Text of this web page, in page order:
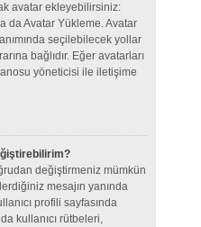
avatar ekleyebilirsiniz:
da Avatar Yükleme. Avatar
seçilebilecek yollar
bağlıdır. Eğer avatarları
yöneticisi ile iletişime
değiştirmeniz mümkün
mesajın yanında
profili sayfasında
kullanıcı rütbeleri,